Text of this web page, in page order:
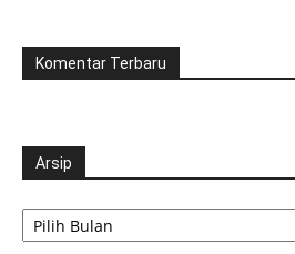
Komentar Terbaru
Arsip
Arsip